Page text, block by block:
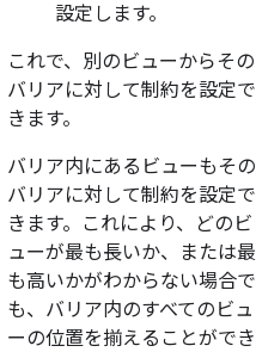
設定します。
これで、別のビューからその
バリアに対して制約を設定で
きます。
バリア内にあるビューもその
バリアに対して制約を設定で
きます。これにより、どのビ
ューが最も長いか、または最
も高いかがわからない場合で
も、バリア内のすべてのビュ
ーの位置を揃えることができ